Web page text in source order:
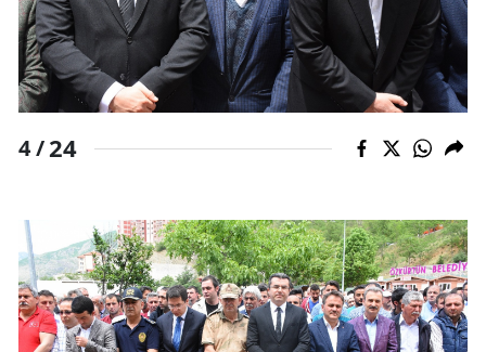
4 /24